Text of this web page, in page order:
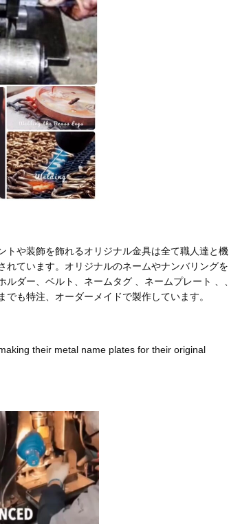
トや装飾を飾れるオリジナル金具は全て職人達と機
れています。オリジナルのネームやナンバリングを
ダー、ベルト、ネームタグ 、ネームプレート 、、
も特注、オーダーメイドで製作しています。
their metal name plates for their original